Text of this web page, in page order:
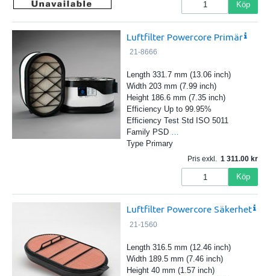
Köp
Luftfilter Powercore Primär
21-8666
Length 331.7 mm (13.06 inch)
Width 203 mm (7.99 inch)
Height 186.6 mm (7.35 inch)
Efficiency Up to 99.95%
Efficiency Test Std ISO 5011
Family PSD …
Type Primary
Pris exkl. 1 311.00
Köp
Luftfilter Powercore Säkerhet
21-1560
Length 316.5 mm (12.46 inch)
Width 189.5 mm (7.46 inch)
Height 40 mm (1.57 inch)